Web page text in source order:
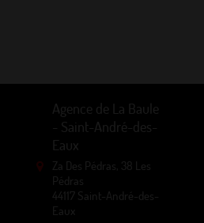
Agence de La Baule
- Saint-André-des-
Eaux
Za Des Pédras, 38 Les
Pédras
44117 Saint-André-des-
Eaux